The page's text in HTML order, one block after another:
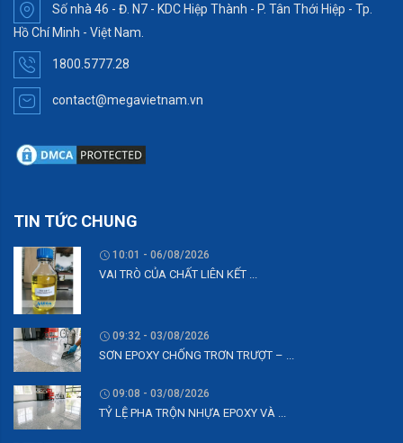
Số nhà 46 - Đ. N7 - KDC Hiệp Thành - P. Tân Thới Hiệp - Tp.
Hồ Chí Minh - Việt Nam.
1800.5777.28
contact@megavietnam.vn
TIN TỨC CHUNG
10:01 - 06/08/2026
VAI TRÒ CỦA CHẤT LIÊN KẾT ...
09:32 - 03/08/2026
SƠN EPOXY CHỐNG TRƠN TRƯỢT – ...
09:08 - 03/08/2026
TỶ LỆ PHA TRỘN NHỰA EPOXY VÀ ...